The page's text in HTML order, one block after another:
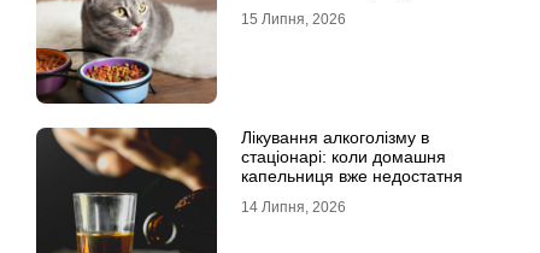
15 Липня, 2026
Лікування алкоголізму в
стаціонарі: коли домашня
капельниця вже недостатня
14 Липня, 2026